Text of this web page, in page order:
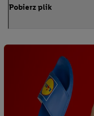
Pobierz plik